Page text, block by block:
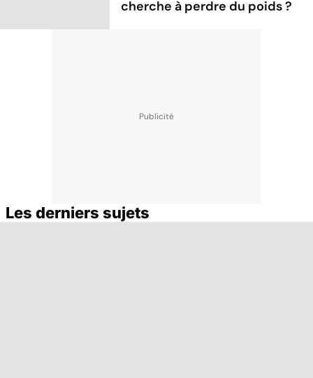
cherche à perdre du poids ?
Les derniers sujets